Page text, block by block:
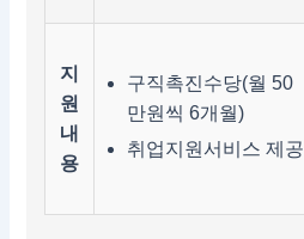
지
원
내
용
구직촉진수당(월 50
만원씩 6개월)
취업지원서비스 제공